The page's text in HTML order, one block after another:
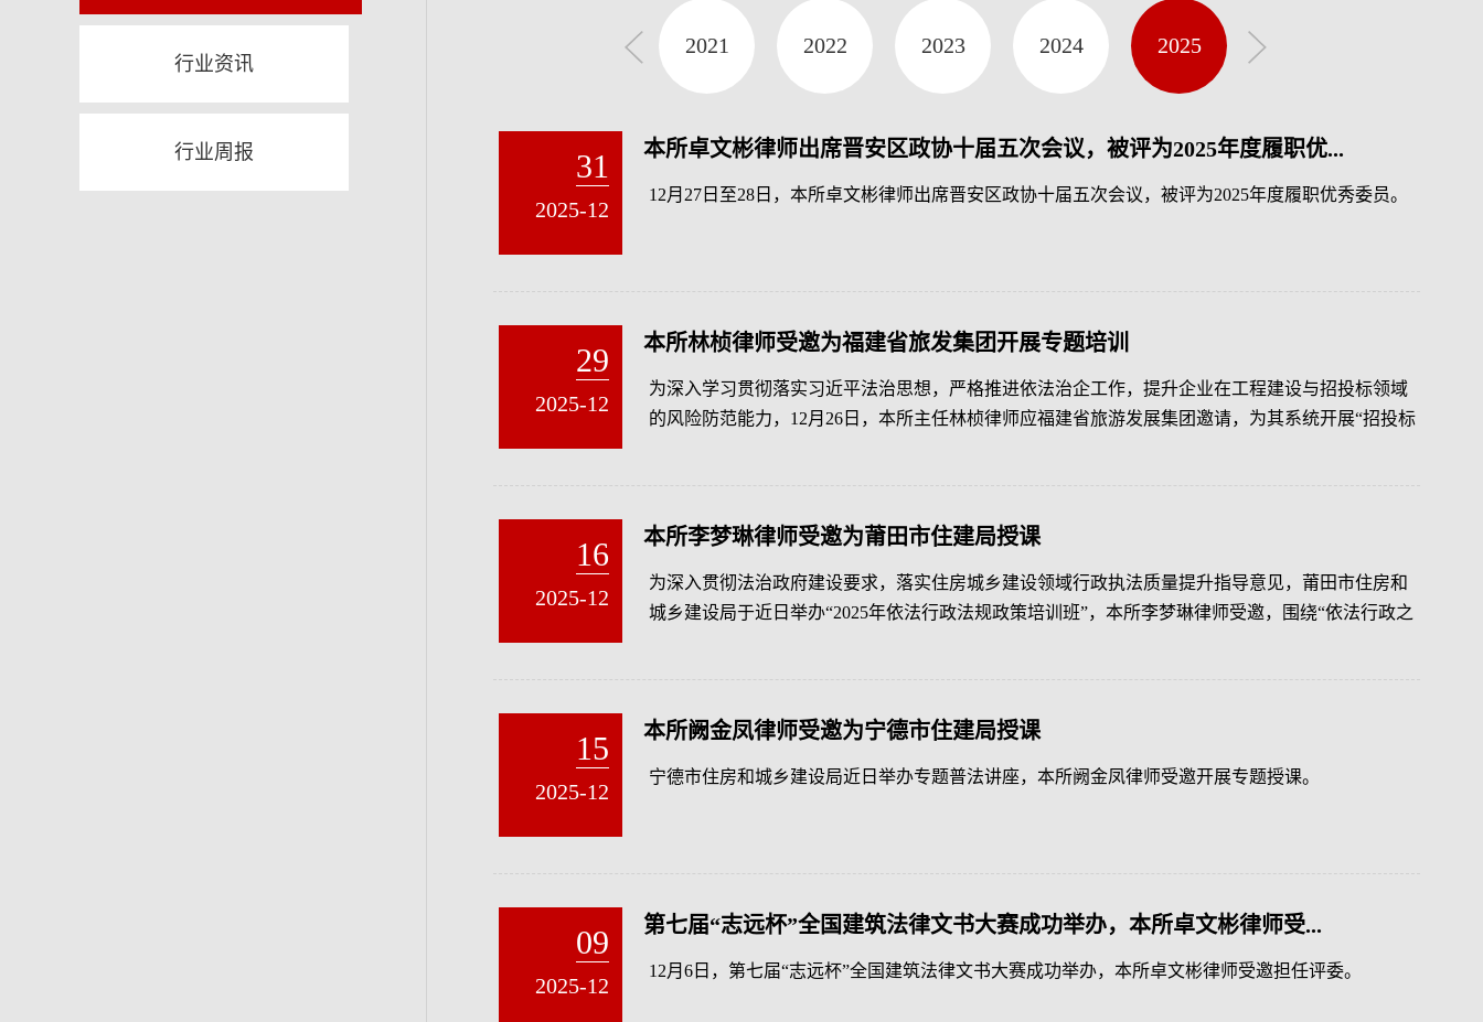
行业资讯
行业周报
2021 2022 2023 2024 2025
31
2025-12
本所卓文彬律师出席晋安区政协十届五次会议，被评为2025年度履职优...
12月27日至28日，本所卓文彬律师出席晋安区政协十届五次会议，被评为2025年度履职优秀委员。
29
2025-12
本所林桢律师受邀为福建省旅发集团开展专题培训
为深入学习贯彻落实习近平法治思想，严格推进依法治企工作，提升企业在工程建设与招投标领域
的风险防范能力，12月26日，本所主任林桢律师应福建省旅游发展集团邀请，为其系统开展“招投标
16
2025-12
本所李梦琳律师受邀为莆田市住建局授课
为深入贯彻法治政府建设要求，落实住房城乡建设领域行政执法质量提升指导意见，莆田市住房和
城乡建设局于近日举办“2025年依法行政法规政策培训班”，本所李梦琳律师受邀，围绕“依法行政之
15
2025-12
本所阙金凤律师受邀为宁德市住建局授课
宁德市住房和城乡建设局近日举办专题普法讲座，本所阙金凤律师受邀开展专题授课。
09
2025-12
第七届“志远杯”全国建筑法律文书大赛成功举办，本所卓文彬律师受...
12月6日，第七届“志远杯”全国建筑法律文书大赛成功举办，本所卓文彬律师受邀担任评委。